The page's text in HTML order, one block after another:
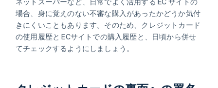
場合、身に覚えのない不審な購入があったかどうか気付
きにくいこともあります。そのため、クレジットカード
の使用履歴と ECサイトでの購入履歴と、日頃から併せ
てチェックするようにしましょう。